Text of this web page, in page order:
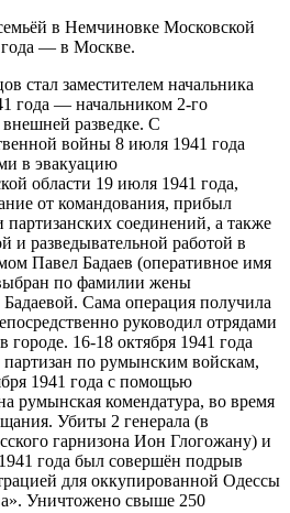
в Немчиновке Московской
года — в Москве.
стал заместителем начальника
года — начальником 2-го
разведке. С
войны 8 июля 1941 года
в эвакуацию
области 19 июля 1941 года,
от командования, прибыл
партизанских соединений, а также
и разведывательной работой в
Павел Бадаев (оперативное имя
по фамилии жены
Сама операция получила
руководил отрядами
городе. 16-18 октября 1941 года
по румынским войскам,
1941 года с помощью
румынская комендатура, во время
Убиты 2 генерала (в
гарнизона Ион Глогожану) и
года был совершён подрыв
для оккупированной Одессы
Уничтожено свыше 250